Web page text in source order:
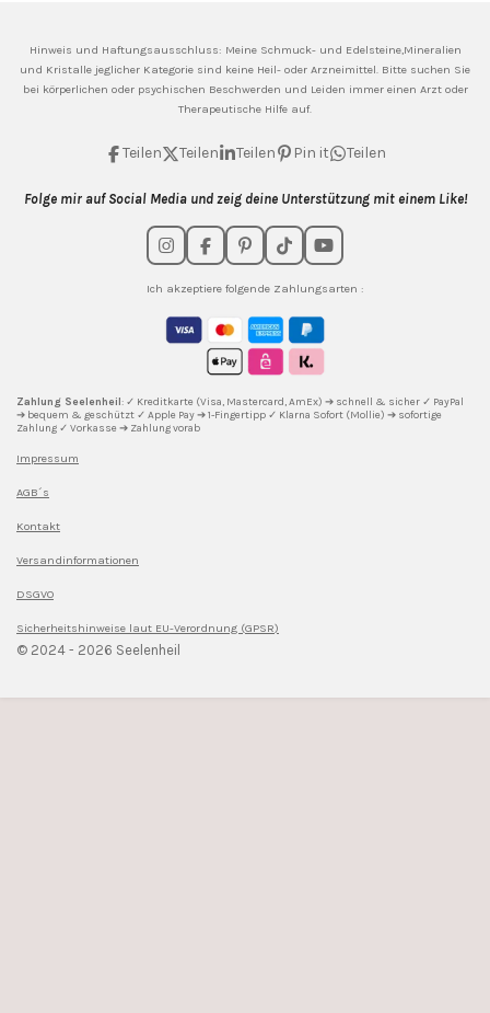
Hinweis und Haftungsausschluss: MeineSchmuck- und Edelsteine,Mineralien
und Kristalle jeglicher Kategorie sind keine Heil- oder Arzneimittel. Bitte suchen Sie
bei körperlichen oder psychischen Beschwerden und Leiden immer einen Arzt oder
Therapeutische Hilfe auf.
Teilen Teilen Teilen Pin it Teilen
Folge mir auf Social Media und zeig deine Unterstützung mit einem Like!
I
n
s
a
g
F
a
c
o
o
k
P
i
n
e
r
e
s
T
i
k
o
k
Y
o
u
u
b
Ich akzeptiere folgende Zahlungsarten :
Zahlung Seelenheil: ✓ Kreditkarte (Visa, Mastercard, AmEx) ➔ schnell & sicher ✓ PayPal
➔ bequem & geschützt ✓ Apple Pay ➔ 1-Fingertipp ✓ Klarna Sofort (Mollie) ➔ sofortige
Zahlung ✓ Vorkasse ➔ Zahlung vorab
Impressum
AGB´s
Kontakt
Versandinformationen
DSGVO
Sicherheitshinweise laut EU-Verordnung (GPSR)
© 2024 - 2026 Seelenheil